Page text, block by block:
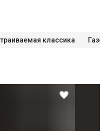
классика